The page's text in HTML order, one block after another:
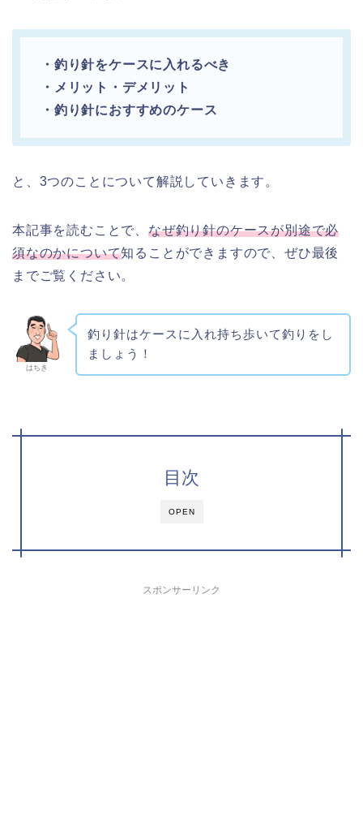
・釣り針をケースに入れるべき
・メリット・デメリット
・釣り針におすすめのケース
と、3つのことについて解説していきます。
本記事を読むことで、 なぜ釣り針のケースが別途で必
須なのかについて知ることができますので、ぜひ最後
までご覧ください。
はちき
釣り針はケースに入れ持ち歩いて釣りをし
ましょう！
OPEN
目次
スポンサーリンク